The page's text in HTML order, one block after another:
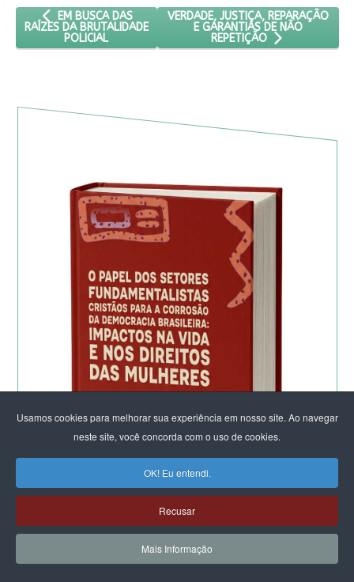
Usamos cookies para melhorar sua experiência em nosso site. Ao navegar
neste site, você concorda com o uso de cookies.
OK! Eu entendi.
Recusar
Mais Informação
ARTIGO ANTERIOR: EM BUSCA DAS RAÍZES DA BRUTALIDADE
EM BUSCA DAS
RAÍZES DA BRUTALIDADE
POLICIAL
PRÓXIMO ARTIGO: VERDADE,
VERDADE, JUSTIÇA, REPARAÇÃO
E GARANTIAS DE NÃO
REPETIÇÃO
Ao fomentar um diálogo sobre os riscos para a